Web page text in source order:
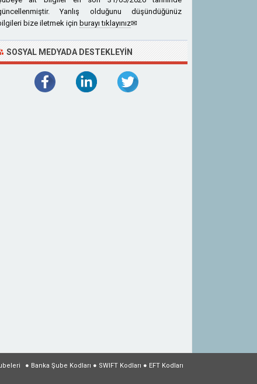
Yanlış olduğunu düşündüğünüz
bize iletmek için burayı tıklayınız✉
SOSYAL MEDYADA DESTEKLEYIN
● Banka Şube Kodları ● SWIFT Kodları ● EFT Kodları